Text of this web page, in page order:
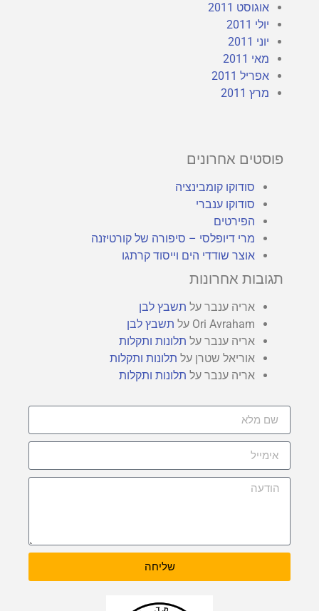
אוגוסט 2011
יולי 2011
יוני 2011
מאי 2011
אפריל 2011
מרץ 2011
פוסטים אחרונים
סודוקו קומבינציה
סודוקו ענברי
הפירטים
מרי דיופלסי – סיפורה של קורטיזנה
אוצר שודדי הים וייסוד קרתגו
תגובות אחרונות
אריה ענבר על תשבץ לבן
Ori Avraham על תשבץ לבן
אריה ענבר על תלונות ותקלות
אוריאל שטרן על תלונות ותקלות
אריה ענבר על תלונות ותקלות
שליחה